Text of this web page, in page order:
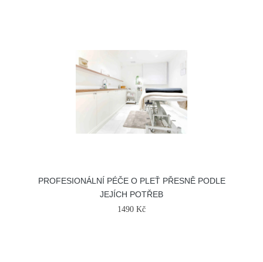
PROFESIONÁLNÍ PÉČE O PLEŤ PŘESNĚ PODLE
JEJÍCH POTŘEB
1490 Kč